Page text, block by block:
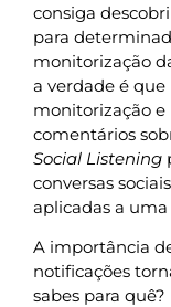
consiga
para
monitorização
a verdade é
monitorização e
comentários
Social Listening
conversas
aplicadas a
A importância
notificações
sabes para